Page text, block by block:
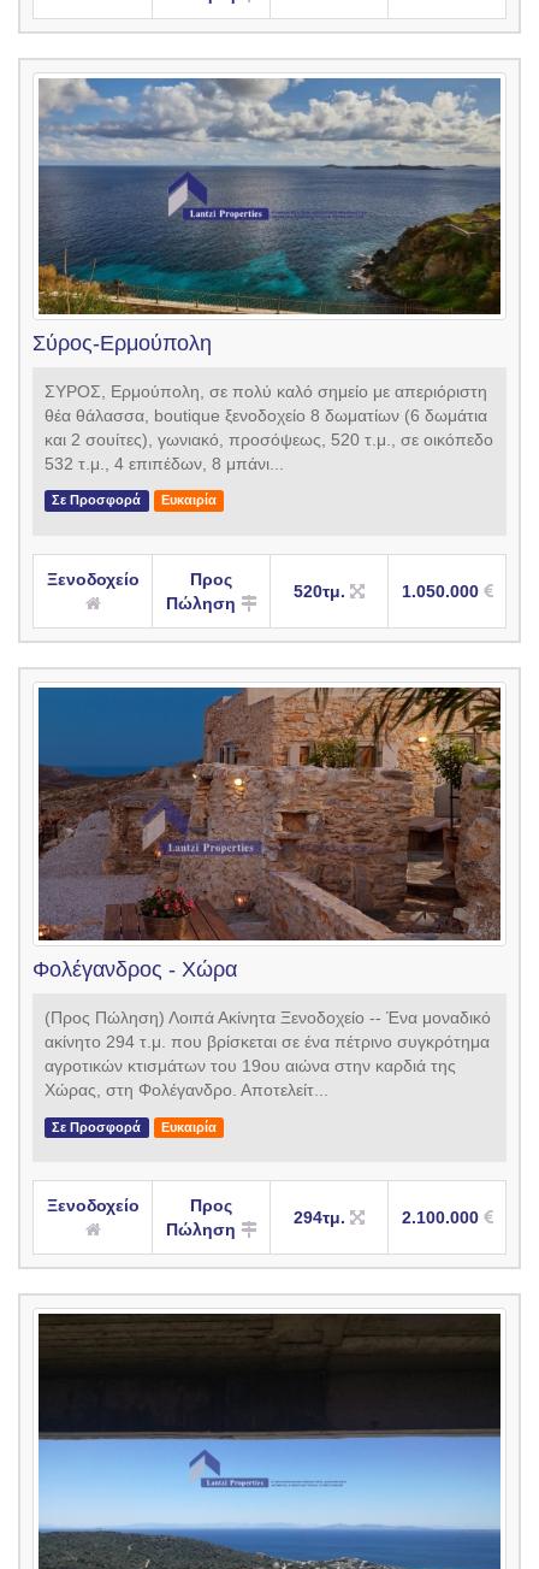
Σύρος-Ερμούπολη
ΣΥΡΟΣ, Ερμούπολη, σε πολύ καλό σημείο με απεριόριστη
θέα θάλασσα, boutique ξενοδοχείο 8 δωματίων (6 δωμάτια
και 2 σουίτες), γωνιακό, προσόψεως, 520 τ.μ., σε οικόπεδο
532 τ.μ., 4 επιπέδων, 8 μπάνι...
Σε Προσφορά Ευκαιρία
Ξενοδοχείο
Προς
Πώληση
520τμ. 1.050.000
Φολέγανδρος - Χώρα
(Προς Πώληση) Λοιπά Ακίνητα Ξενοδοχείο -- Ένα μοναδικό
ακίνητο 294 τ.μ. που βρίσκεται σε ένα πέτρινο συγκρότημα
αγροτικών κτισμάτων του 19ου αιώνα στην καρδιά της
Χώρας, στη Φολέγανδρο. Αποτελείτ...
Σε Προσφορά Ευκαιρία
Ξενοδοχείο
Προς
Πώληση
294τμ. 2.100.000